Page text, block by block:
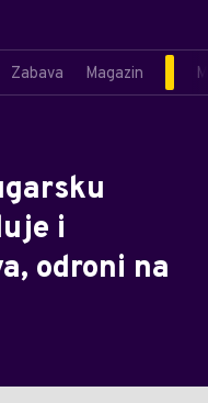
Zabava Magazin
i
odroni na